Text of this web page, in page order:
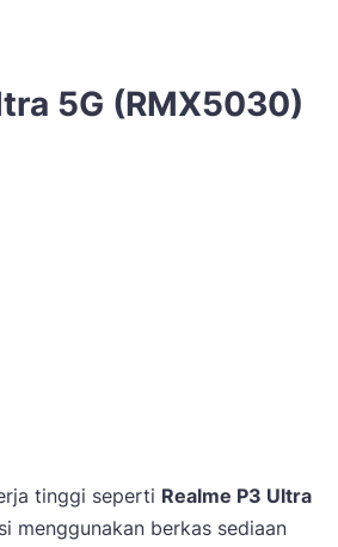
5G (RMX5030)
tinggi seperti Realme P3 Ultra
menggunakan berkas sediaan